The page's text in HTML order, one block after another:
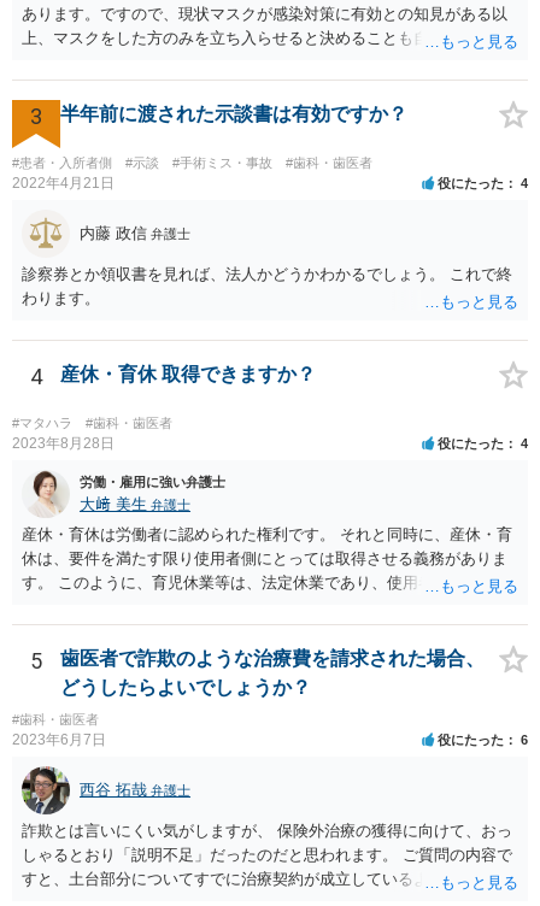
あります。ですので、現状マスクが感染対策に有効との知見がある以
上、マスクをした方のみを立ち入らせると決めることも自由であり、
など公益的な側面のある業種ですと、公衆浴場法など各種業法で定め
られた理由以外での利用拒否は禁止されていますし、公の施設でもマ
スクなしだけでの利用拒否は問題となりえますが、民間のお店に対し
ては慰謝料の請求は認められないと考えられます。
3 半年前に渡された示談書は有効ですか？
#患者・入所者側 #示談 #手術ミス・事故 #歯科・歯医者
2022年4月21日 役にたった 4
内藤 政信 弁護士
診察券とか領収書を見れば、法人かどうかわかるでしょう。 これで終
わります。
4 産休・育休 取得できますか？
#マタハラ #歯科・歯医者
2023年8月28日 役にたった 4
労働・雇用に強い弁護士
大﨑 美生 弁護士
産休・育休は労働者に認められた権利です。 それと同時に、産休・育
休は、要件を満たす限り使用者側にとっては取得させる義務がありま
す。 このように、育児休業等は、法定休業であり、使用者側で任意に
って、産休・育休を認めないということはできません。 ただし、残念
ながら実際には、妊娠・出産をしたら退職する慣行の事業者はありま
す。 しかし、このような慣行となっていること自体が、均等法９条１
項に違反します。 均等法違反は行政指導の対象となり、事業者が是正
勧告に従わない場合には企業名が公表される可能性もあります。 実際
に小さな医院で公表までいったケースがありますが、かなり稀なケー
スと言えます。 また、産休・育休を理由とした解雇は無効であり、損
害賠償請求の対象にもなります。 実際にどのようなアクションを取る
かは、職場での人間関係など気になる点があると思いますが、弁護士
か労基署へ一度ご相談いただくと安心だと思います。 均等法 （婚姻、
妊娠、出産等を理由とする不利益取扱いの禁止等） 第九条 事業主
は、女性労働者が婚姻し、妊娠し、又は出産したことを退職理由とし
5
歯医者で詐欺のような治療費を請求された場合、
どうしたらよいでしょうか？
#歯科・歯医者
2023年6月7日 役にたった 6
西谷 拓哉 弁護士
詐欺とは言いにくい気がしますが、 保険外治療の獲得に向けて、おっ
しゃるとおり「説明不足」だったのだと思われます。 ご質問の内容で
すと、土台部分についてすでに治療契約が成立しているように思われ